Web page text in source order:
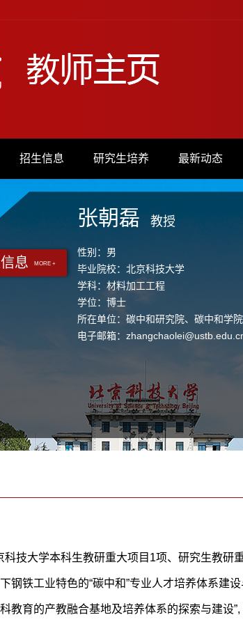
招生信息 研究生培养 最新动态
息 MORE +
张朝磊 教授
性别：男
毕业院校：北京科技大学
学科：材料加工工程
学位：博士
所在单位：碳中和研究院、碳中和学院
电子邮箱：
技大学本科生教研重大项目1项、研究生教研
钢铁工业特色的“碳中和”专业人才培养体系建
教育的产教融合基地及培养体系的探索与建设